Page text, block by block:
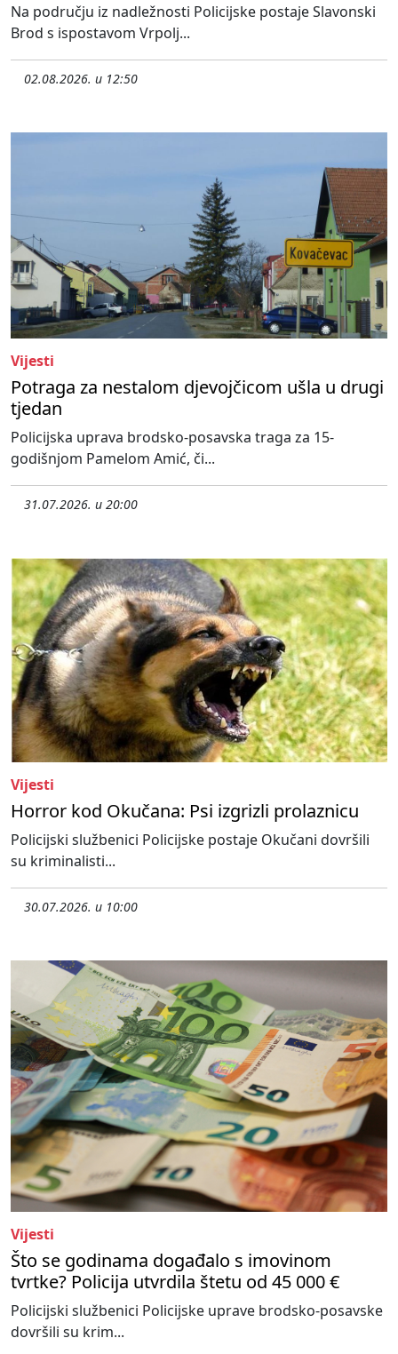
Na području iz nadležnosti Policijske postaje Slavonski
Brod s ispostavom Vrpolj...
02.08.2026. u 12:50
Vijesti
Potraga za nestalom djevojčicom ušla u drugi
tjedan
Policijska uprava brodsko-posavska traga za 15-
godišnjom Pamelom Amić, či...
31.07.2026. u 20:00
Vijesti
Horror kod Okučana: Psi izgrizli prolaznicu
Policijski službenici Policijske postaje Okučani dovršili
su kriminalisti...
30.07.2026. u 10:00
Vijesti
Što se godinama događalo s imovinom
tvrtke? Policija utvrdila štetu od 45 000 €
Policijski službenici Policijske uprave brodsko-posavske
dovršili su krim...